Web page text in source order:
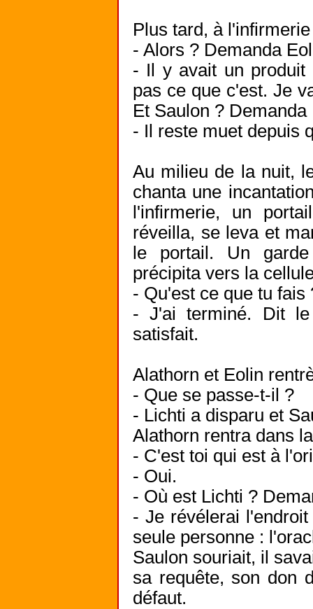
Plus tard, à
- Alors ? Demanda
- Il y avait un
pas ce que c'est. Je
Et Saulon ? Demanda
- Il reste muet depuis
Au milieu de la nuit,
chanta une
l'infirmerie, un
réveilla, se leva et
le portail. Un
précipita vers la
- Qu'est ce que tu fais
- J'ai terminé. Dit
satisfait.
Alathorn et Eolin
- Que se passe-t-il ?
- Lichti a disparu et
Alathorn rentra dans
- C'est toi qui est à
- Oui.
- Où est Lichti ?
- Je révélerai
seule personne :
Saulon souriait, il
sa requête, son don
défaut.